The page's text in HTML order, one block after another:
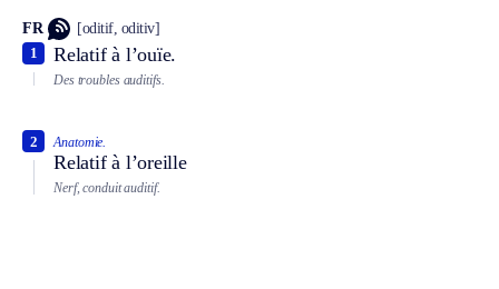
FR [oditif, oditiv]
Relatif à l’ouïe.
1
Des troubles auditifs.
Anatomie.
Relatif à l’oreille
2
Nerf, conduit auditif.